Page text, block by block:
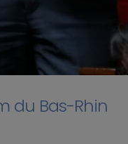
du Bas-Rhin